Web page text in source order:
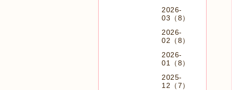
2026-
03（8）
2026-
02（8）
2026-
01（8）
2025-
12（7）